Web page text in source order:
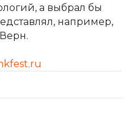
а выбрал бы
например,